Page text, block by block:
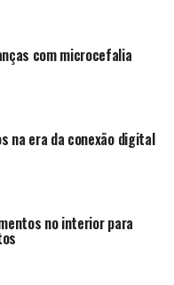
com microcefalia
na era da conexão digital
no interior para